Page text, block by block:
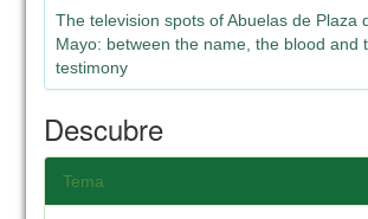
The television spots of Abuelas de Plaza
Mayo: between the name, the blood and
testimony
Descubre
Tema